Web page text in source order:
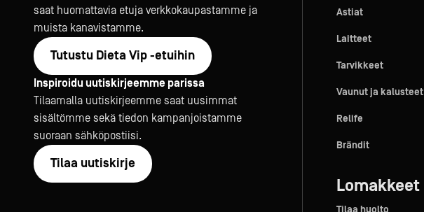
saat huomattavia etuja verkkokaupastamme ja
muista kanavistamme.
Tutustu Dieta Vip -etuihin
Inspiroidu uutiskirjeemme parissa
Tilaamalla uutiskirjeemme saat uusimmat
sisältömme sekä tiedon kampanjoistamme
suoraan sähköpostiisi.
Tilaa uutiskirje
Astiat
Laitteet
Tarvikkeet
Vaunut ja kalusteet
Relife
Brändit
Lomakkeet